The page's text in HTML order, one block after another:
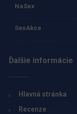
NaSex
SexAkce
Ďalšie informácie
Hlavná stránka
Recenze